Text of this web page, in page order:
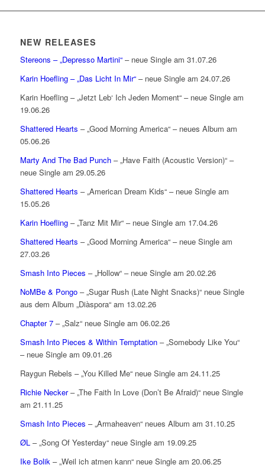
NEW RELEASES
Stereons – „Depresso Martini“– neue Single am 31.07.26
Karin Hoefling – „Das Licht In Mir“– neue Single am 24.07.26
Karin Hoefling – „Jetzt Leb‘ Ich Jeden Moment“ – neue Single am
19.06.26
Shattered Hearts – „Good Morning America“ – neues Album am
05.06.26
Marty And The Bad Punch– „Have Faith (Acoustic Version)“ –
neue Single am 29.05.26
Shattered Hearts – „American Dream Kids“ – neue Single am
15.05.26
Karin Hoefling– „Tanz Mit Mir“ – neue Single am 17.04.26
Shattered Hearts – „Good Morning America“ – neue Single am
27.03.26
Smash Into Pieces – „Hollow“ – neue Single am 20.02.26
NoMBe & Pongo– „Sugar Rush (Late Night Snacks)“ neue Single
aus dem Album „Diàspora“ am 13.02.26
Chapter 7– „Salz“ neue Single am 06.02.26
Smash Into Pieces & Within Temptation– „Somebody Like You“
– neue Single am 09.01.26
Raygun Rebels – „You Killed Me“ neue Single am 24.11.25
Richie Necker– „The Faith In Love (Don’t Be Afraid)“ neue Single
am 21.11.25
Smash Into Pieces – „Armaheaven“ neues Album am 31.10.25
ØL– „Song Of Yesterday“ neue Single am 19.09.25
Ike Bolik– „Weil ich atmen kann“ neue Single am 20.06.25